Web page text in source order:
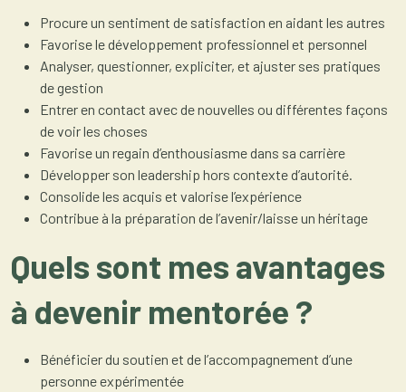
Procure un sentiment de satisfaction en aidant les autres
Favorise le développement professionnel et personnel
Analyser, questionner, expliciter, et ajuster ses pratiques
de gestion
Entrer en contact avec de nouvelles ou différentes façons
de voir les choses
Favorise un regain d’enthousiasme dans sa carrière
Développer son leadership hors contexte d’autorité.
Consolide les acquis et valorise l’expérience
Contribue à la préparation de l’avenir/laisse un héritage
Quels sont mes avantages
à devenir mentorée ?
Bénéficier du soutien et de l’accompagnement d’une
personne expérimentée